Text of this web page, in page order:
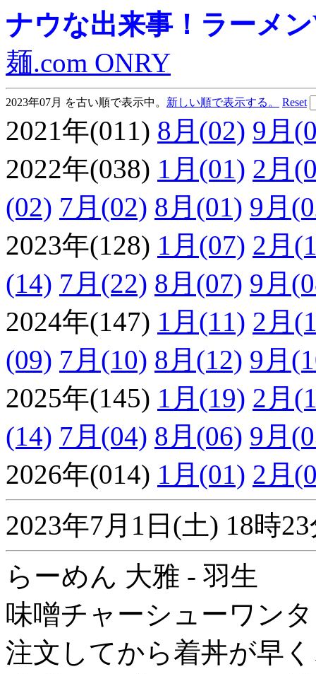
ナウな出来事！ラーメ
麺.com ONRY
2023年07月 を古い順で表示中。 新しい順で表示する。 Reset
2021年(011) 8月(02) 9月
2022年(038) 1月(01) 2月
(02) 7月(02) 8月(01) 9月
2023年(128) 1月(07) 2月
(14) 7月(22) 8月(07) 9月
2024年(147) 1月(11) 2月
(09) 7月(10) 8月(12) 9月
2025年(145) 1月(19) 2月
(14) 7月(04) 8月(06) 9月
2026年(014) 1月(01) 2月
2023年7月1日(土) 18時
らーめん 大雅 - 羽生
味噌チャーシューワン
注文してから着丼が早